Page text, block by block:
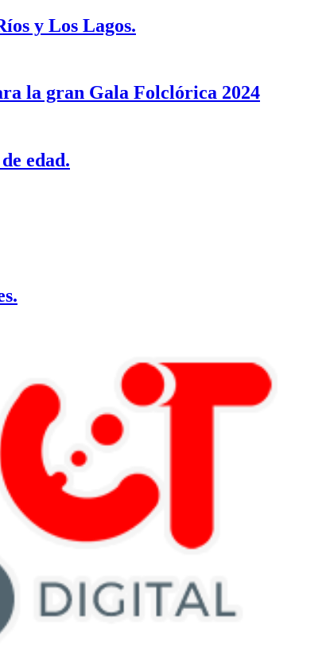
y Los Lagos.
la gran Gala Folclórica 2024
edad.